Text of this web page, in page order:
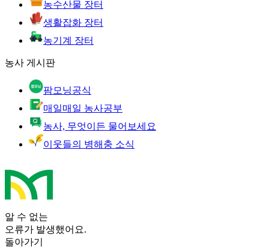
농수산물 장터
생활잡화 장터
농기계 장터
농사 게시판
팜모닝공식
매일매일 농사공부
농사, 무엇이든 물어보세요
이웃들의 병해충 소식
알 수 없는
오류가 발생했어요.
돌아가기